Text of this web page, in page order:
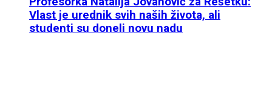
Vlast je urednik svih naših života, ali
studenti su doneli novu nadu